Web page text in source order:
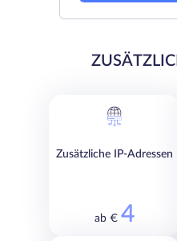
Zusätzliche IP-Adressen
ab € 4